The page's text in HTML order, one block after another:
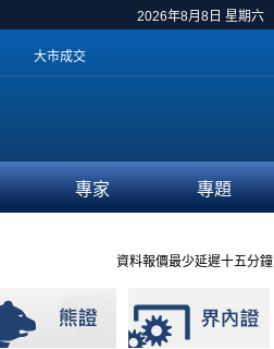
2026年8月8日 星期六
大市成交
專家 專題
資料報價最少延遲十五分鐘